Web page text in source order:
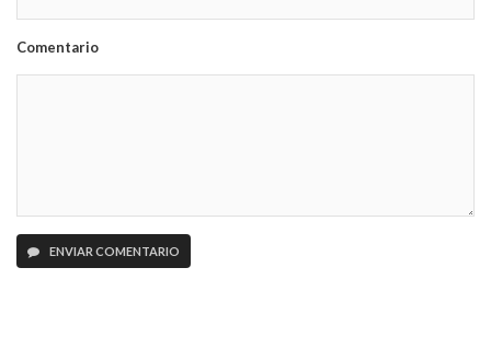
Comentario
ENVIAR COMENTARIO